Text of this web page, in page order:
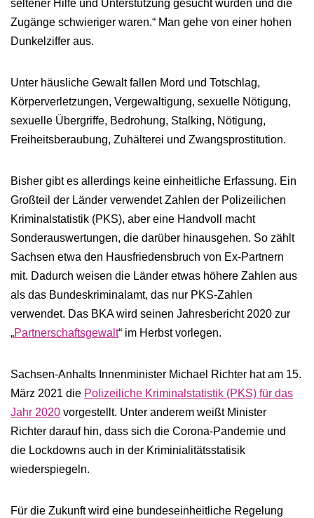
seltener Hilfe und Unterstützung gesucht wurden und die
Zugänge schwieriger waren.“ Man gehe von einer hohen
Dunkelziffer aus.
Unter häusliche Gewalt fallen Mord und Totschlag,
Körperverletzungen, Vergewaltigung, sexuelle Nötigung,
sexuelle Übergriffe, Bedrohung, Stalking, Nötigung,
Freiheitsberaubung, Zuhälterei und Zwangsprostitution.
Bisher gibt es allerdings keine einheitliche Erfassung. Ein
Großteil der Länder verwendet Zahlen der Polizeilichen
Kriminalstatistik (PKS), aber eine Handvoll macht
Sonderauswertungen, die darüber hinausgehen. So zählt
Sachsen etwa den Hausfriedensbruch von Ex-Partnern
mit. Dadurch weisen die Länder etwas höhere Zahlen aus
als das Bundeskriminalamt, das nur PKS-Zahlen
verwendet. Das BKA wird seinen Jahresbericht 2020 zur
„Partnerschaftsgewalt“ im Herbst vorlegen.
Sachsen-​Anhalts Innenminister Michael Richter hat am 15.
März 2021 die Polizeiliche Kriminalstatistik (PKS) für das
Jahr 2020 vorgestellt. Unter anderem weißt Minister
Richter darauf hin, dass sich die Corona-Pandemie und
die Lockdowns auch in der Kriminialitätsstatisik
wiederspiegeln.
Für die Zukunft wird eine bundeseinheitliche Regelung